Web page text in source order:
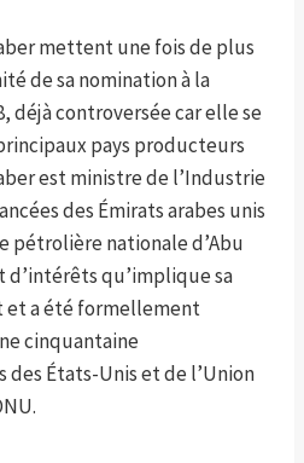
mettent une fois de plus
de sa nomination à la
déjà controversée car elle se
pays producteurs
est ministre de l’Industrie
des Émirats arabes unis
pétrolière nationale d’Abu
d’intérêts qu’implique sa
et a été formellement
cinquantaine
des États-Unis et de l’Union